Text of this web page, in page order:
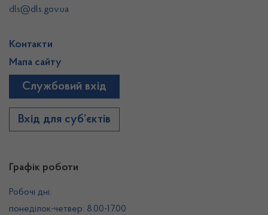
Графік роботи
Робочі дні:
понеділок-четвер: 8.00-17.00
dls@dls.gov.ua
Контакти
Мапа сайту
Службовий вхід
Вхід для суб’єктів